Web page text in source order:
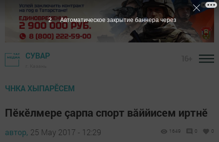
СУВАР
ЧНКА ХЫПАРӖСЕМ
Пӗкӗлмере çарпа спорт вăййисем иртнӗ
автор, 25 May 2017 - 12:29 1649 0 0
1 Автоматическое закрытие баннера через